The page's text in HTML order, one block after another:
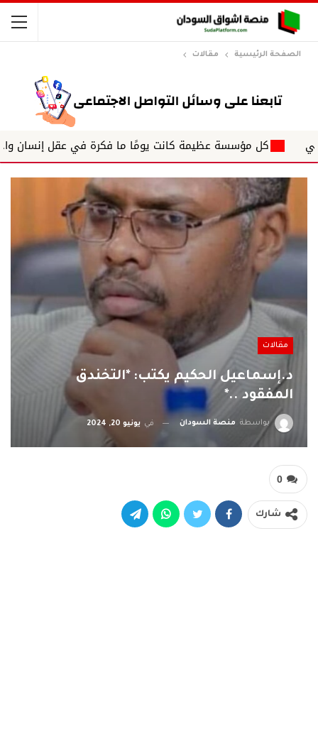
الصفحة الرئيسية مقالات
كل مؤسسة عظيمة كانت يومًا ما فكرة في عقل إنسان واحد . "
مقالات
د.إسماعيل الحكيم يكتب: *التخندق
المفقود ..*
بواسطة منصة السودان في يونيو 20, 2024
0
شارك